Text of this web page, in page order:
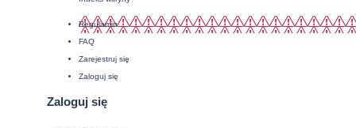
Regulamin
FAQ
Zarejestruj się
Zaloguj się
Zaloguj się